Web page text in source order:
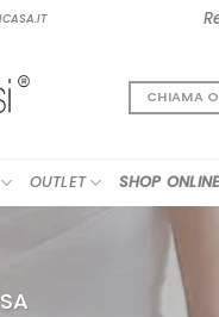
CHIAMA
OUTLET SHOP